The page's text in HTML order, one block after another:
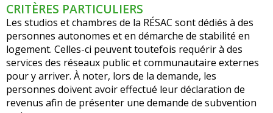
CRITÈRES PARTICULIERS
Les studios et chambres de la RÉSAC sont dédiés à des
personnes autonomes et en démarche de stabilité en
logement. Celles-ci peuvent toutefois requérir à des
services des réseaux public et communautaire externes
pour y arriver. À noter, lors de la demande, les
personnes doivent avoir effectué leur déclaration de
revenus afin de présenter une demande de subvention